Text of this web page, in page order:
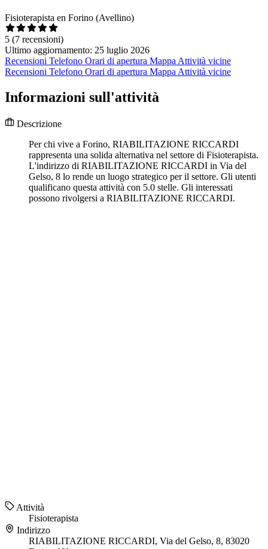
Fisioterapista en Forino (Avellino)
5 (7 recensioni)
Ultimo aggiornamento: 25 luglio 2026
Recensioni Telefono Orari di apertura Mappa Attività vicine
Recensioni Telefono Orari di apertura Mappa Attività vicine
Informazioni sull'attività
Descrizione
Per chi vive a Forino, RIABILITAZIONE RICCARDI
rappresenta una solida alternativa nel settore di Fisioterapista.
L'indirizzo di RIABILITAZIONE RICCARDI in Via del
Gelso, 8 lo rende un luogo strategico per il settore. Gli utenti
qualificano questa attività con 5.0 stelle. Gli interessati
possono rivolgersi a RIABILITAZIONE RICCARDI.
Attività
Fisioterapista
Indirizzo
RIABILITAZIONE RICCARDI, Via del Gelso, 8, 83020